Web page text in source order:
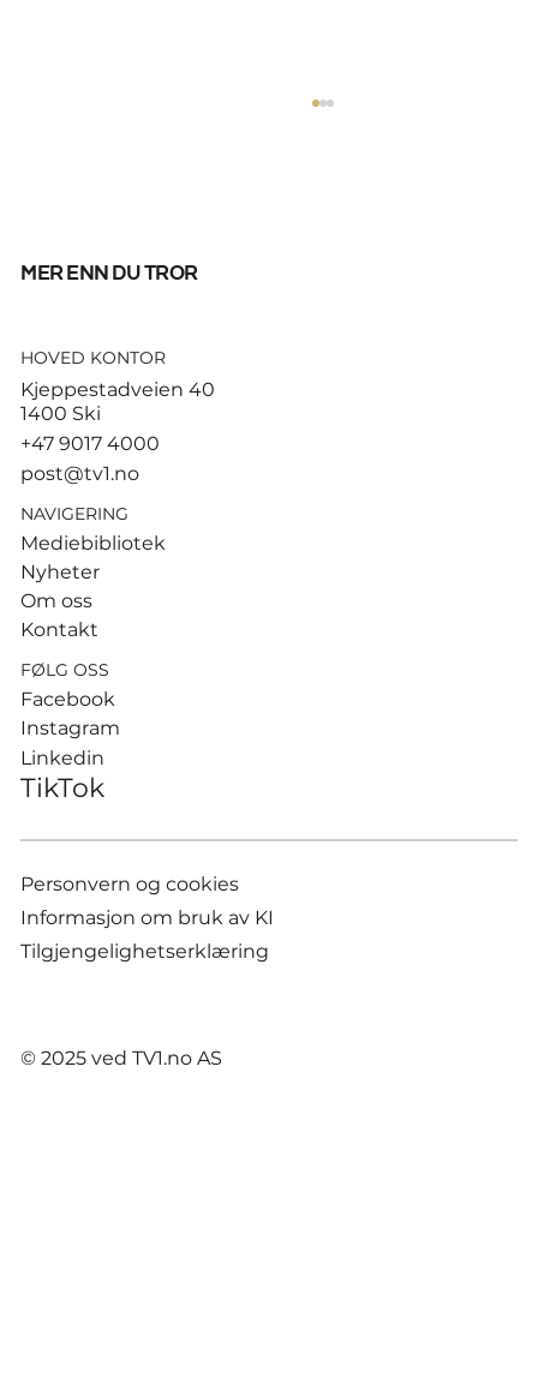
Tusenvis har dødd av varme i
dødsstatistikk
mer enn du tror
HOVED KONTOR
Kjeppestadveien 40
1400 Ski
+47 9017 4000
post@tv1.no
NAVIGERING
Mediebibliotek
Nyheter
Om oss
Kontakt
FØLG OSS
Facebook
Instagram
Linkedin
TikTok
Personvern og cookies
Informasjon om bruk av KI
Tilgjengelighetserklæring
© 2025 ved TV1.no AS